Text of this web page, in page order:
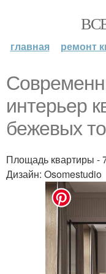
главная ремонт
интерьер
бежевых
Площадь квартиры -
Дизайн: Osomestudio